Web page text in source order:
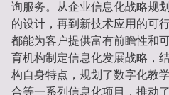
询服务。从企业信息化战略规
的设计，再到新技术应用的可
都能为客户提供富有前瞻性和
育机构制定信息化发展战略，
构自身特点，规划了数字化教
合等一系列信息化项目，推动